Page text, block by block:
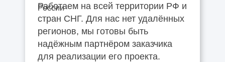
Работаем на всей территории РФ и
стран СНГ. Для нас нет удалённых
регионов, мы готовы быть
надёжным партнёром заказчика
для реализации его проекта.